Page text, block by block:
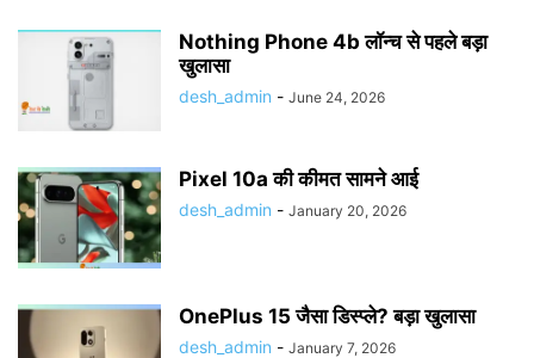
Nothing Phone 4b लॉन्च से पहले बड़ा
खुलासा
desh_admin - June 24, 2026
Pixel 10a की कीमत सामने आई
desh_admin - January 20, 2026
OnePlus 15 जैसा डिस्प्ले? बड़ा खुलासा
desh_admin - January 7, 2026